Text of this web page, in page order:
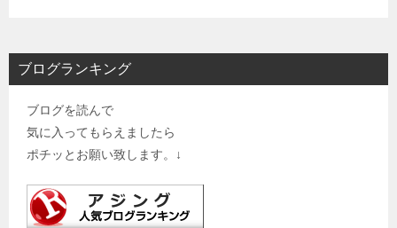
ブログランキング
ブログを読んで
気に入ってもらえましたら
ポチッとお願い致します。↓